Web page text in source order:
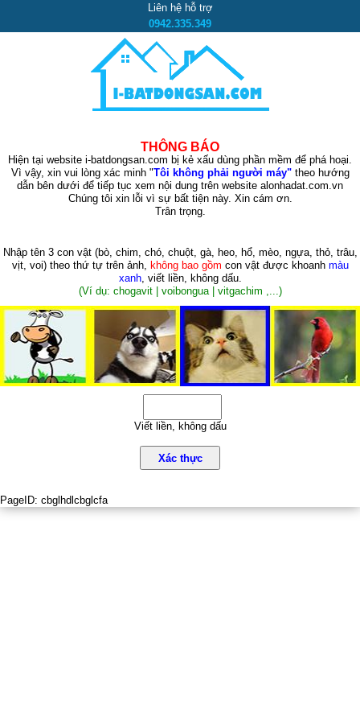
Liên hệ hỗ trợ
0942.335.349
THÔNG BÁO
Hiện tại website i-batdongsan.com bị kẻ xấu dùng phần mềm để phá hoại.
Vì vậy, xin vui lòng xác minh "Tôi không phải người máy"theo hướng
dẫn bên dưới để tiếp tục xem nội dung trên website alonhadat.com.vn
Chúng tôi xin lỗi vì sự bất tiện này. Xin cám ơn.
Trân trọng.
Nhập tên 3 con vật (bò, chim, chó, chuột, gà, heo, hổ, mèo, ngựa, thỏ, trâu,
vịt, voi)theo thứ tự trên ảnh, không bao gồm con vật được khoanh màu
xanh, viết liền, không dấu.
(Ví dụ: chogavit | voibongua | vitgachim ,...)
Viết liền, không dấu
Xác thực
PageID: cbglhdlcbglcfa